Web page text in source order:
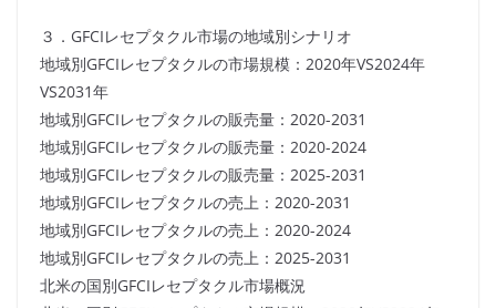
３．GFCIレセプタクル市場の地域別シナリオ
地域別GFCIレセプタクルの市場規模：2020年VS2024年
VS2031年
地域別GFCIレセプタクルの販売量：2020-2031
地域別GFCIレセプタクルの販売量：2020-2024
地域別GFCIレセプタクルの販売量：2025-2031
地域別GFCIレセプタクルの売上：2020-2031
地域別GFCIレセプタクルの売上：2020-2024
地域別GFCIレセプタクルの売上：2025-2031
北米の国別GFCIレセプタクル市場概況